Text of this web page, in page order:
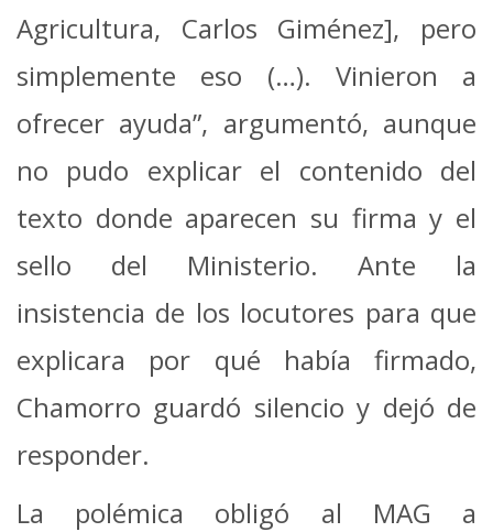
Agricultura, Carlos Giménez], pero
simplemente eso (…). Vinieron a
ofrecer ayuda”, argumentó, aunque
no pudo explicar el contenido del
texto donde aparecen su firma y el
sello del Ministerio. Ante la
insistencia de los locutores para que
explicara por qué había firmado,
Chamorro guardó silencio y dejó de
responder.
La polémica obligó al MAG a